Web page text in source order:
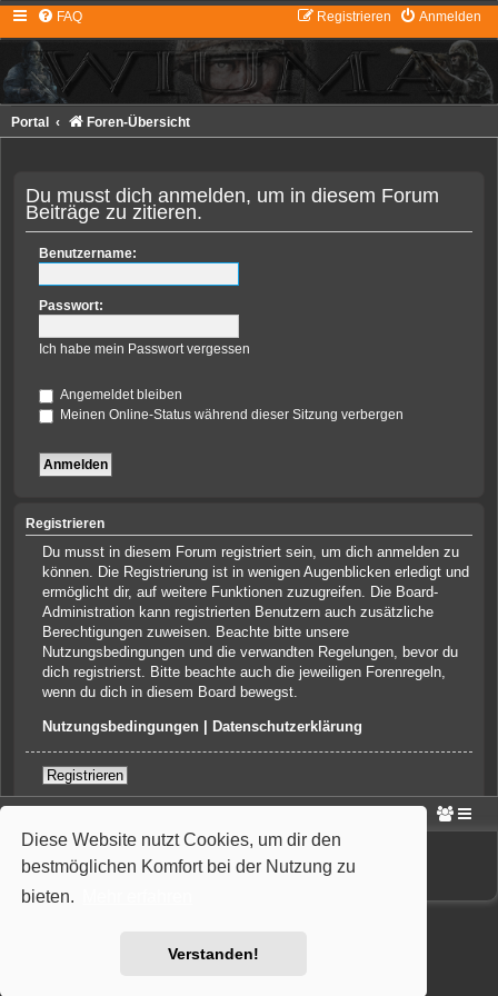
Diese Website nutzt Cookies, um dir den
bestmöglichen Komfort bei der Nutzung zu
bieten.
Verstanden!
FAQ Anmelden
Registrieren
Portal Foren-Übersicht
Du musst dich anmelden, um in diesem Forum
Beiträge zu zitieren.
Benutzername:
Passwort:
Ich habe mein Passwort vergessen
Angemeldet bleiben
Meinen Online-Status während dieser Sitzung verbergen
Registrieren
Du musst in diesem Forum registriert sein, um dich anmelden zu
können. Die Registrierung ist in wenigen Augenblicken erledigt und
ermöglicht dir, auf weitere Funktionen zuzugreifen. Die Board-
Administration kann registrierten Benutzern auch zusätzliche
Berechtigungen zuweisen. Beachte bitte unsere
Nutzungsbedingungen und die verwandten Regelungen, bevor du
dich registrierst. Bitte beachte auch die jeweiligen Forenregeln,
wenn du dich in diesem Board bewegst.
Nutzungsbedingungen| Datenschutzerklärung
Registrieren
Powered byphpBB® Forum Software © phpBB Limited
Deutsche Übersetzung durch
phpBB.de
Style: Wiuma | based on Carbon by Joyce&LunaphpBB-Style-Design